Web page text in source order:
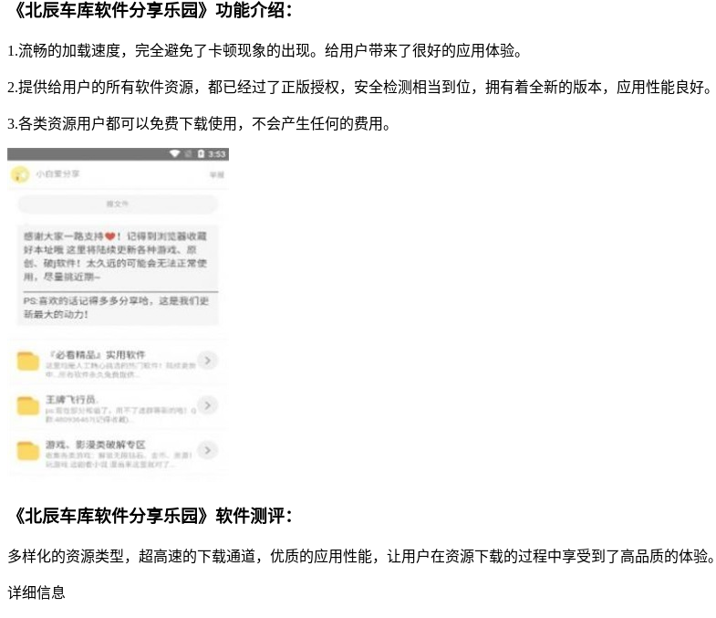
《北辰车库软件分享乐园》功能介绍：
1.流畅的加载速度，完全避免了卡顿现象的出现。给用户带来了很好的应用体验。
2.提供给用户的所有软件资源，都已经过了正版授权，安全检测相当到位，拥有着全新的版本，应用性能良好。
3.各类资源用户都可以免费下载使用，不会产生任何的费用。
《北辰车库软件分享乐园》软件测评：
多样化的资源类型，超高速的下载通道，优质的应用性能，让用户在资源下载的过程中享受到了高品质的体验。
详细信息